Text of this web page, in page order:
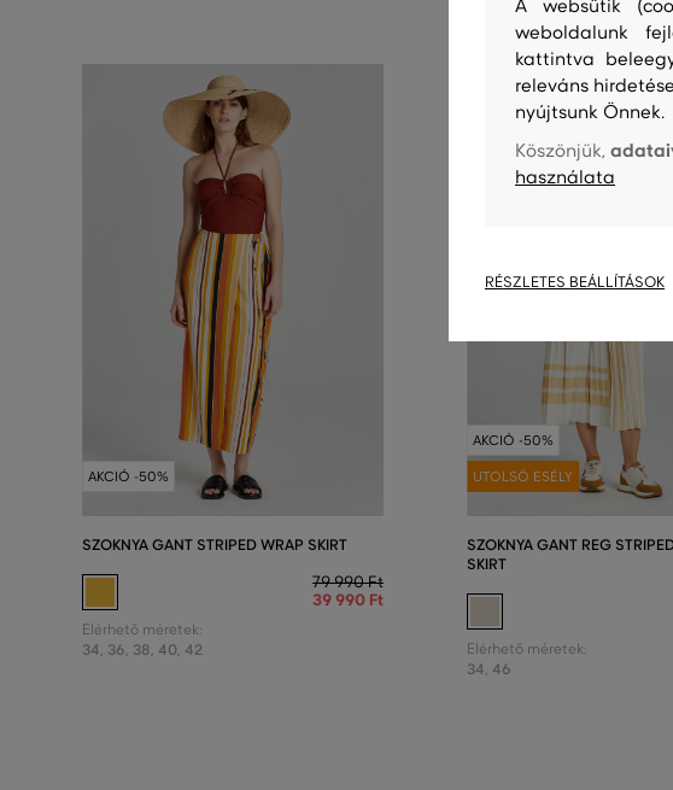
AKCIÓ -50%
SZOKNYA GANT STRIPED WRAP SKIRT
79 990 Ft
39 990 Ft
Elérhető méretek:
34, 36, 38, 40, 42
AKCIÓ -50%
UTOLSÓ ESÉLY
SZOKNYA GANT REG
SKIRT
Elérhető méretek:
34, 46
A websütik
weboldalunk
kattintva
releváns
nyújtsunk Önnek.
Köszönjük,
használata
RÉSZLETES BEÁLLÍTÁSOK